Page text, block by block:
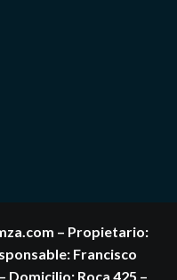
– Propietario:
Francisco
Domicilio: Roca 425 –